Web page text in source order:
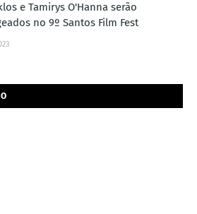
e Tamirys O'Hanna serão
no 9º Santos Film Fest